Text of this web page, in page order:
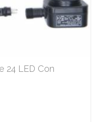
24 LED Con